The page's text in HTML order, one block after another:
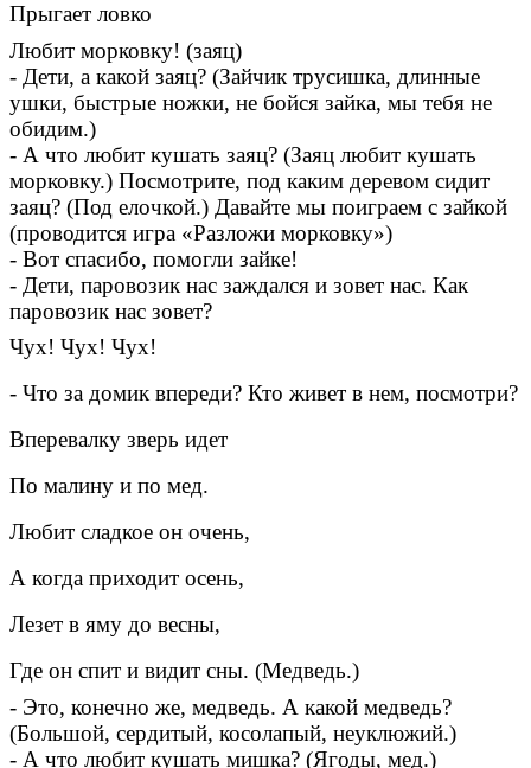
Прыгает ловко
Любит морковку! (заяц)
- Дети, а какой заяц? (Зайчик трусишка, длинные
ушки, быстрые ножки, не бойся зайка, мы тебя не
обидим.)
- А что любит кушать заяц? (Заяц любит кушать
морковку.) Посмотрите, под каким деревом сидит
заяц? (Под елочкой.) Давайте мы поиграем с зайкой
(проводится игра «Разложи морковку»)
- Вот спасибо, помогли зайке!
- Дети, паровозик нас заждался и зовет нас. Как
паровозик нас зовет?
Чух! Чух! Чух!
- Что за домик впереди? Кто живет в нем, посмотри?
Вперевалку зверь идет
По малину и по мед.
Любит сладкое он очень,
А когда приходит осень,
Лезет в яму до весны,
Где он спит и видит сны. (Медведь.)
- Это, конечно же, медведь. А какой медведь?
(Большой, сердитый, косолапый, неуклюжий.)
- А что любит кушать мишка? (Ягоды, мед.)